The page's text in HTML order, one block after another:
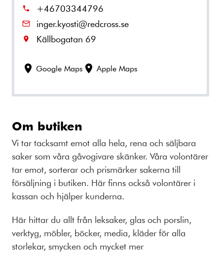
+46703344796
inger.kyosti@redcross.se
Källbogatan 69
Google Maps Apple Maps
Om butiken
Vi tar tacksamt emot alla hela, rena och säljbara
saker som våra gåvogivare skänker. Våra volontärer
tar emot, sorterar och prismärker sakerna till
försäljning i butiken. Här finns också volontärer i
kassan och hjälper kunderna.
Här hittar du allt från leksaker, glas och porslin,
verktyg, möbler, böcker, media, kläder för alla
storlekar, smycken och mycket mer